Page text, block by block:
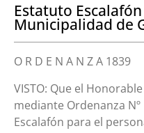
Estatuto
Municipalidad de
O R D E N A N Z A 1839
VISTO: Que el
mediante Ordenanza
Escalafón para el